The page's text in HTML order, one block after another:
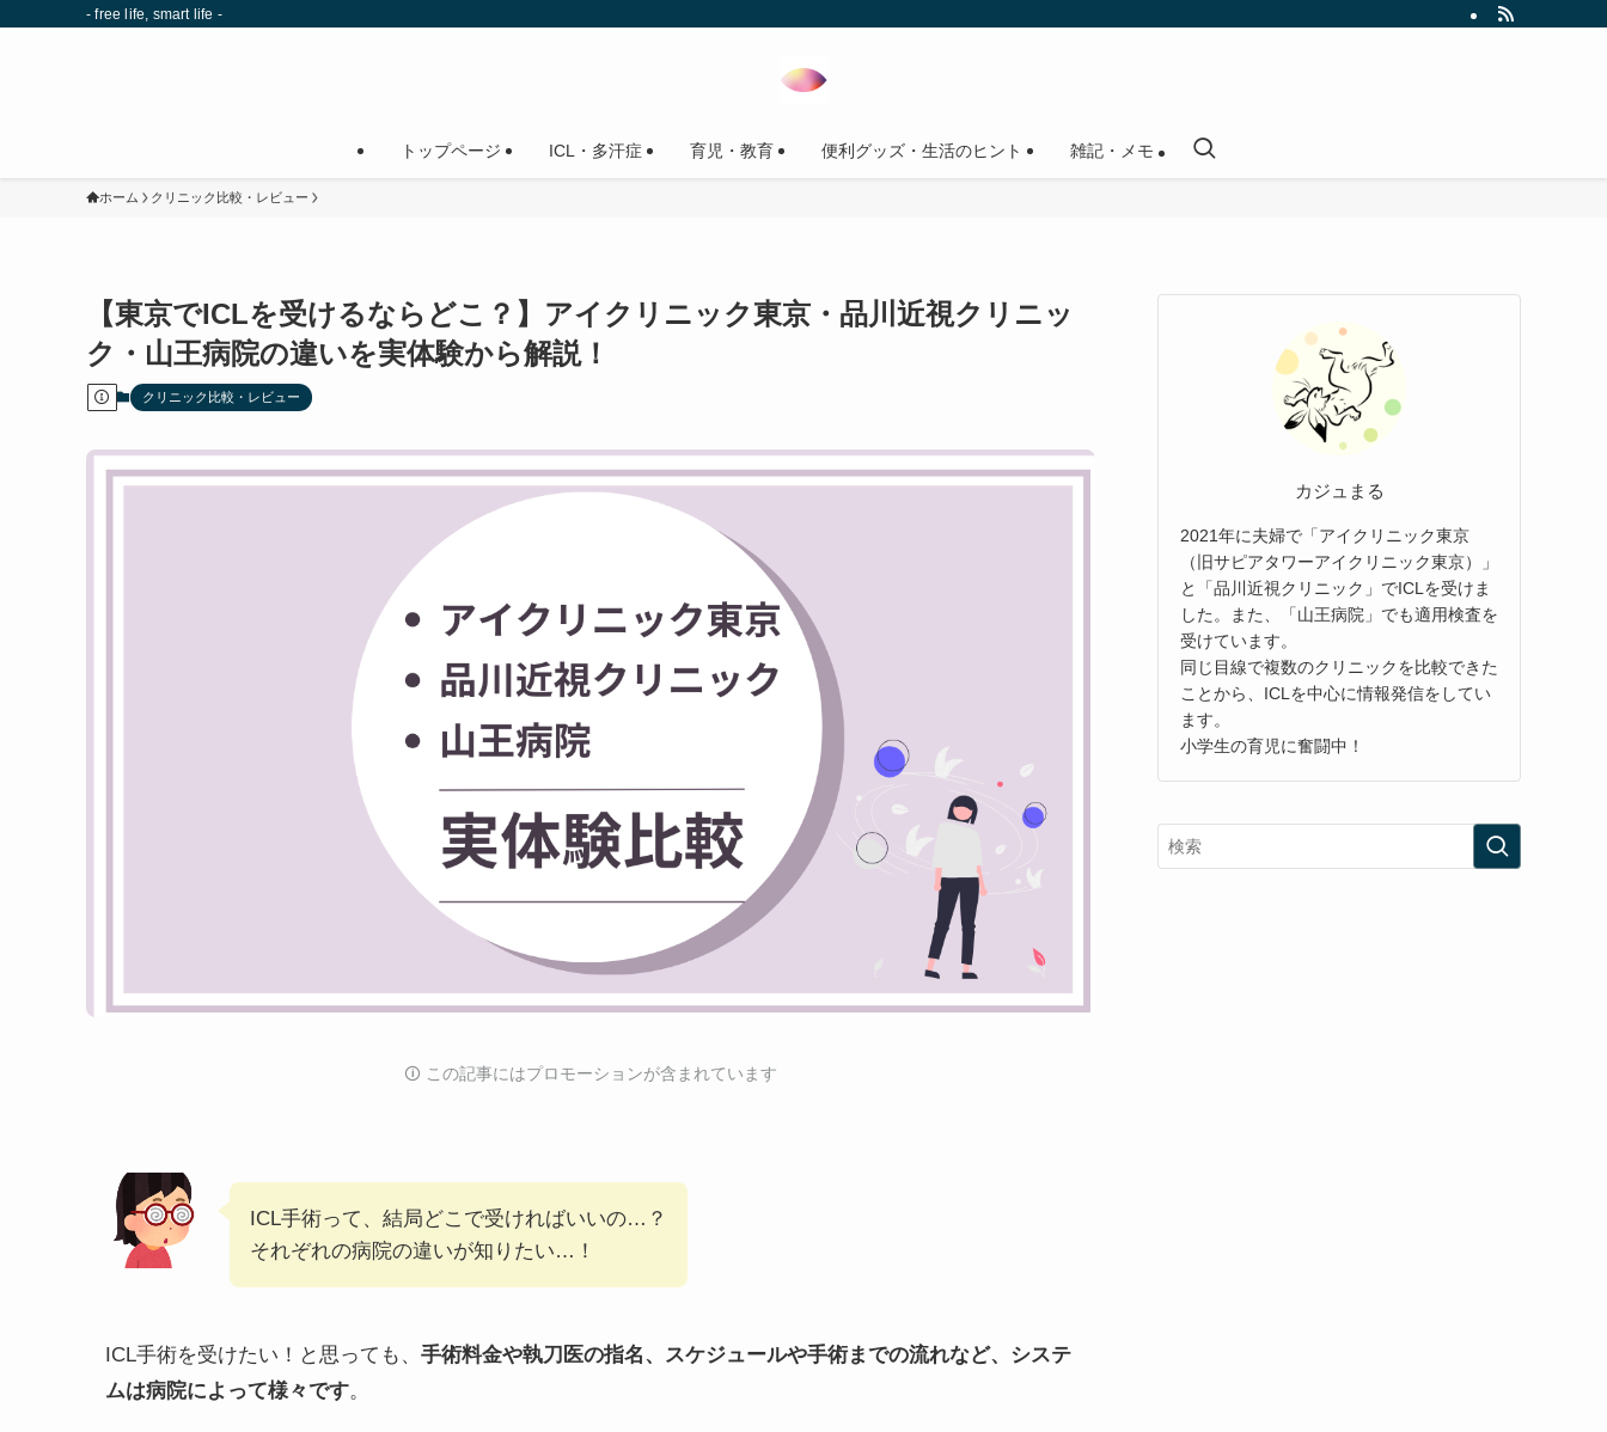
- free life, smart life -
トップページ ICL・多汗症 育児・教育 便利グッズ・生活のヒント 雑記・メモ
ホーム クリニック比較・レビュー
【東京でICLを受けるならどこ？】アイクリニック東京・品川近視クリニッ
ク・山王病院の違いを実体験から解説！
クリニック比較・レビュー
🛈️ この記事にはプロモーションが含まれています
ICL手術って、結局どこで受ければいいの…？
それぞれの病院の違いが知りたい…！
ICL手術を受けたい！と思っても、 手術料金や執刀医の指名、スケジュールや手術までの流れなど、システ
ムは病院によって様々です。
カジュまる
2021年に夫婦で「アイクリニック東京
（旧サピアタワーアイクリニック東京）」
と「品川近視クリニック」でICLを受けま
した。また、「山王病院」でも適用検査を
受けています。
同じ目線で複数のクリニックを比較できた
ことから、ICLを中心に情報発信をしてい
ます。
小学生の育児に奮闘中！